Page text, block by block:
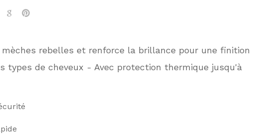
rebelles et renforce la brillance pour une finition
types de cheveux - Avec protection thermique jusqu'à